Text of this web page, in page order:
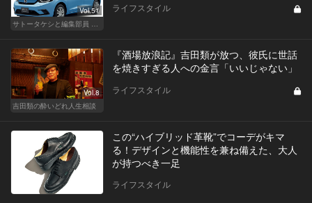
Vol.51
ライフスタイル
Vol.8
吉田類の酔いどれ人生相談
『酒場放浪記』吉田類が放つ、彼氏に世話
を焼きすぎる人への金言「いいじゃない」
ライフスタイル
この“ハイブリッド革靴”でコーデがキマ
る！デザインと機能性を兼ね備えた、大人
が持つべき一足
ライフスタイル